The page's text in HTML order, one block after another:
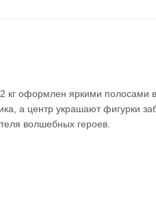
кг оформлен яркими
а центр украшают фигурки
волшебных героев.